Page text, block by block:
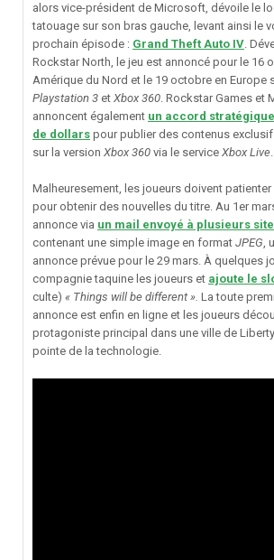
alors vice-président de Microsoft, dévoile le
tatouage sur son bras gauche, levant ainsi le
prochain épisode : Grand Theft Auto IV.
Rockstar North, le jeu est annoncé pour le 16
Amérique du Nord et le 19 octobre en Europe
Playstation 3 et Xbox 360. Rockstar Games et
annoncent également un accord stratégique
de dollars pour publier des contenus
sur la version Xbox 360 via le service Xbox Live.
Malheuresement, les joueurs doivent patienter
pour obtenir des nouvelles du titre. Au 1er
annonce via un mail envoyé à plusieurs
contenant une simple image en format JPEG,
annonce prévue pour le 29 mars. À quelques
compagnie taquine les joueurs et ajoute le
culte) « Things will be different ». La toute
annonce est enfin en ligne et les joueurs
protagoniste principal dans une ville de
pointe de la technologie.